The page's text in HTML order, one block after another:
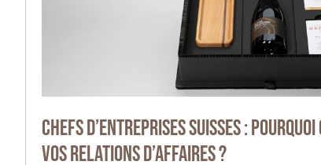
Chefs d’entreprises suisses :
vos relations d’affaires ?